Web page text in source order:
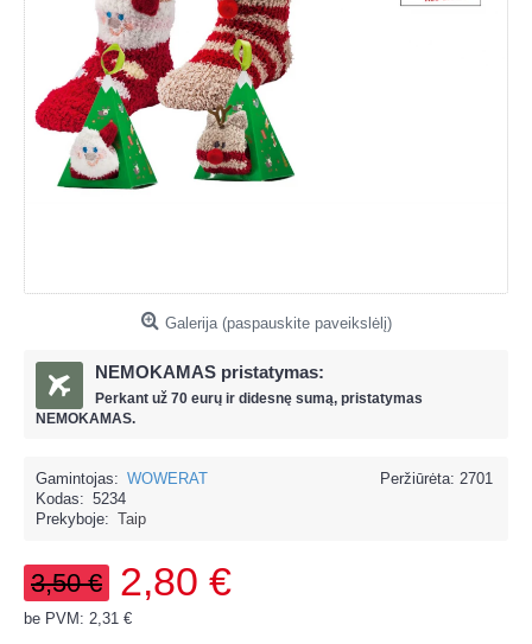
Galerija (paspauskite paveikslėlį)
NEMOKAMAS pristatymas:
Perkant už 70 eurų ir didesnę sumą, pristatymas
NEMOKAMAS.
Peržiūrėta: 2701
Gamintojas: WOWERAT
Kodas: 5234
Prekyboje: Taip
3,50 € 2,80 €
be PVM: 2,31 €